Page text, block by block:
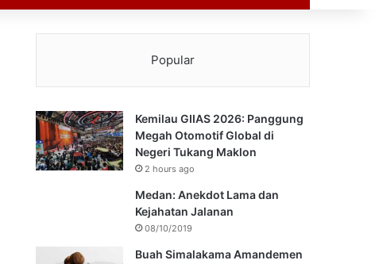
Popular
Kemilau GIIAS 2026: Panggung
Megah Otomotif Global di
Negeri Tukang Maklon
2 hours ago
Medan: Anekdot Lama dan
Kejahatan Jalanan
08/10/2019
Buah Simalakama Amandemen